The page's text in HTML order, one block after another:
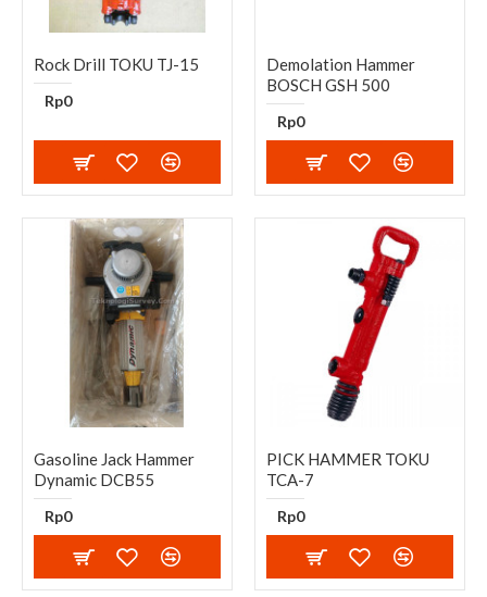
Rock Drill TOKU TJ-15
Rp0
Demolation Hammer
BOSCH GSH 500
Rp0
Gasoline Jack Hammer
Dynamic DCB55
Rp0
PICK HAMMER TOKU
TCA-7
Rp0